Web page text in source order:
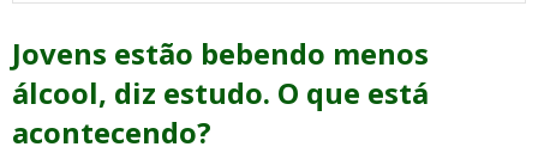
Jovens estão bebendo menos
álcool, diz estudo. O que está
acontecendo?